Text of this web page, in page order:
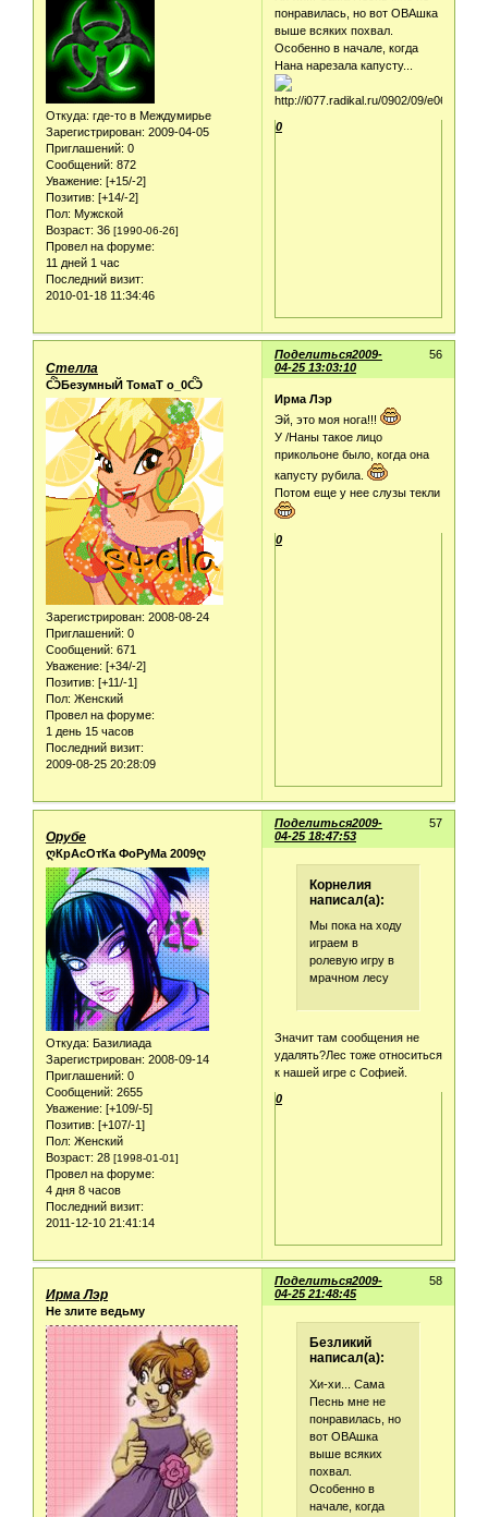
Откуда: где-то в Междумирье
Зарегистрирован: 2009-04-05
Приглашений: 0
Сообщений: 872
Уважение: [+15/-2]
Позитив: [+14/-2]
Пол: Мужской
Возраст: 36 [1990-06-26]
Провел на форуме:
11 дней 1 час
Последний визит:
2010-01-18 11:34:46
понравилась, но вот ОВАшка
выше всяких похвал.
Особенно в начале, когда
Нана нарезала капусту...
0
Поделиться 56
2009-
04-25 13:03:10
Стелла
ѼБезумныЙ ТомаТ о_0Ѽ
Зарегистрирован: 2008-08-24
Приглашений: 0
Сообщений: 671
Уважение: [+34/-2]
Позитив: [+11/-1]
Пол: Женский
Провел на форуме:
1 день 15 часов
Последний визит:
2009-08-25 20:28:09
Ирма Лэр
Эй, это моя нога!!!
У /Наны такое лицо
прикольоне было, когда она
капусту рубила.
Потом еще у нее слузы текли
0
Поделиться 57
2009-
04-25 18:47:53
Орубе
ღКрАсОтКа ФоРуМа 2009ღ
Откуда: Базилиада
Зарегистрирован: 2008-09-14
Приглашений: 0
Сообщений: 2655
Уважение: [+109/-5]
Позитив: [+107/-1]
Пол: Женский
Возраст: 28 [1998-01-01]
Провел на форуме:
4 дня 8 часов
Последний визит:
2011-12-10 21:41:14
Корнелия
написал(а):
Мы пока на ходу
играем в
ролевую игру в
мрачном лесу
Значит там сообщения не
удалять?Лес тоже относиться
к нашей игре с Софией.
0
Поделиться 58
2009-
04-25 21:48:45
Ирма Лэр
Не злите ведьму
Безликий
написал(а):
Хи-хи... Сама
Песнь мне не
понравилась, но
вот ОВАшка
выше всяких
похвал.
Особенно в
начале, когда